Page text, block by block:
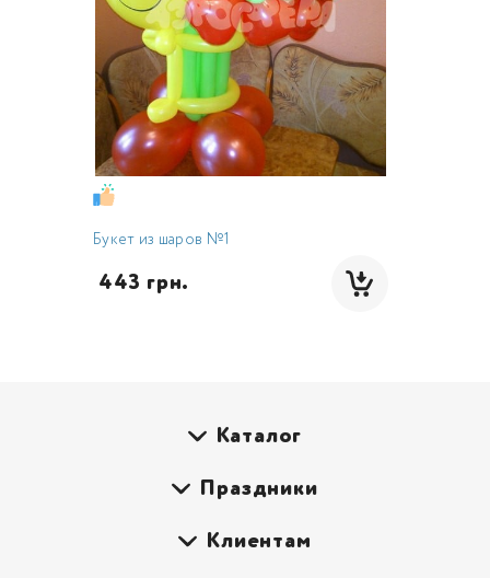
Букет из шаров №1
443 грн.
Каталог
Праздники
Клиентам